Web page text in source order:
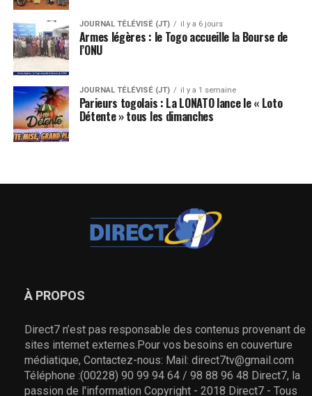
JOURNAL TÉLÉVISÉ (JT) il y a 6 jours
Armes légères : le Togo accueille la Bourse de
l’ONU
JOURNAL TÉLÉVISÉ (JT) il y a 1 semaine
Parieurs togolais : La LONATO lance le « Loto
Détente » tous les dimanches
À PROPOS
Direct7 n’est pas responsable des contenus provenant de
sites internet externes.Pour vos besoins en couverture
médiatique, Contactez-nous: Mail: direct7tv@gmail.com
Téléphone :(00228) 90 99 94 64 / 98 88 96 48 Direct7, la
passion de l'information Copyright - 2018 Direct7 - Tous